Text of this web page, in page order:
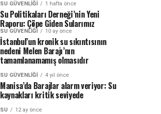
SU GÜVENLIĞI 1 hafta önce
Su Politikaları Derneği’nin Yeni
Raporu: Çöpe Giden Sularımız
SU GÜVENLIĞI 10 ay önce
İstanbul’un kronik su sıkıntısının
nedeni Melen Barajı’nın
tamamlanamamış olmasıdır
SU GÜVENLIĞI 4 yıl önce
Manisa’da Barajlar alarm veriyor: Su
kaynakları kritik seviyede
SU 12 ay önce